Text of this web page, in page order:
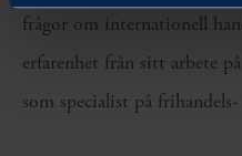
frågor om internationell
erfarenhet från sitt arbete
som specialist på